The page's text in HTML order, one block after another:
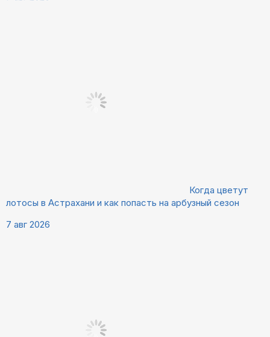
Когда цветут
лотосы в Астрахани и как попасть на арбузный сезон
7 авг 2026